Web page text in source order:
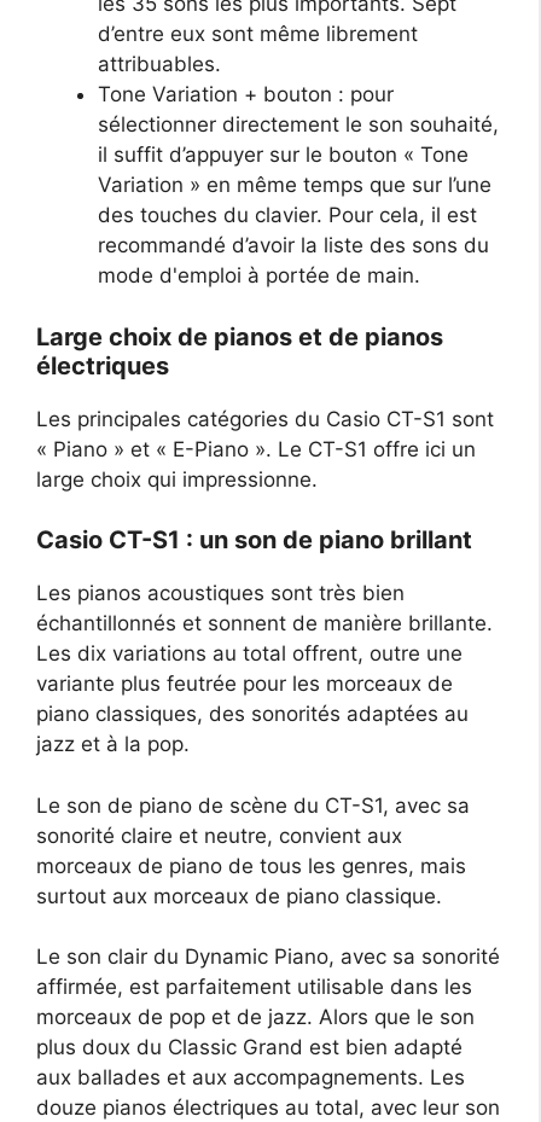
d’entre eux sont même librement
attribuables.
Tone Variation + bouton : pour
sélectionner directement le son souhaité,
il suffit d’appuyer sur le bouton « Tone
Variation » en même temps que sur l’une
des touches du clavier. Pour cela, il est
recommandé d’avoir la liste des sons du
mode d'emploi à portée de main.
Large choix de pianos et de pianos
électriques
Les principales catégories du Casio CT-S1 sont
« Piano » et « E-Piano ». Le CT-S1 offre ici un
large choix qui impressionne.
Casio CT-S1 : un son de piano brillant
Les pianos acoustiques sont très bien
échantillonnés et sonnent de manière brillante.
Les dix variations au total offrent, outre une
variante plus feutrée pour les morceaux de
piano classiques, des sonorités adaptées au
jazz et à la pop.
Le son de piano de scène du CT-S1, avec sa
sonorité claire et neutre, convient aux
morceaux de piano de tous les genres, mais
surtout aux morceaux de piano classique.
Le son clair du Dynamic Piano, avec sa sonorité
affirmée, est parfaitement utilisable dans les
morceaux de pop et de jazz. Alors que le son
plus doux du Classic Grand est bien adapté
aux ballades et aux accompagnements. Les
douze pianos électriques au total, avec leur son